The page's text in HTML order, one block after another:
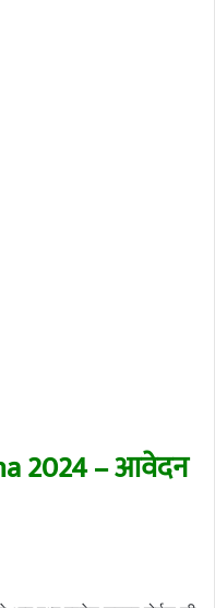
2024 – आवेदन